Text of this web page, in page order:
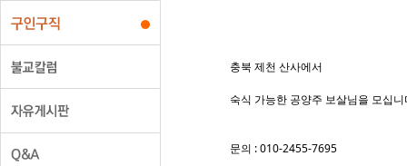
충북 제천 산사에서
숙식 가능한 공양주 보살님을 모십니
문의 : 010-2455-7695